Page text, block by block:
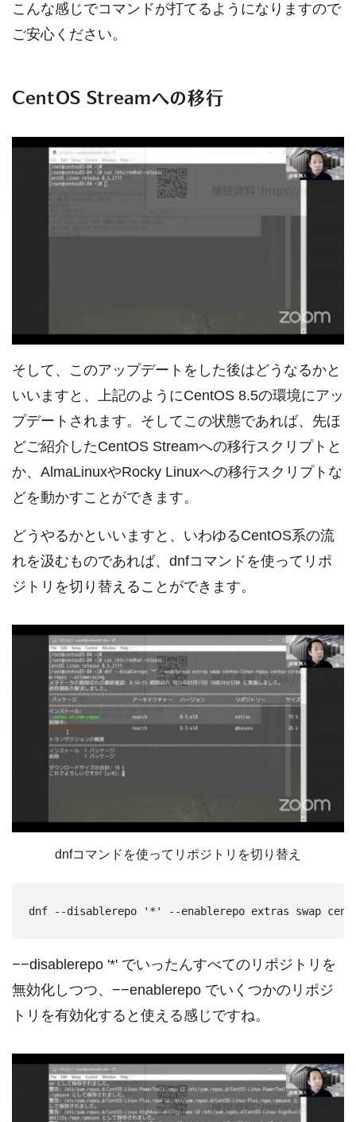
こんな感じでコマンドが打てるようになりますので
ご安心ください。
CentOS Streamへの移行
そして、このアップデートをした後はどうなるかと
いいますと、上記のようにCentOS 8.5の環境にアッ
プデートされます。そしてこの状態であれば、先ほ
どご紹介したCentOS Streamへの移行スクリプトと
か、AlmaLinuxやRocky Linuxへの移行スクリプトな
どを動かすことができます。
どうやるかといいますと、いわゆるCentOS系の流
れを汲むものであれば、dnfコマンドを使ってリポ
ジトリを切り替えることができます。
dnfコマンドを使ってリポジトリを切り替え
−−disablerepo '*' でいったんすべてのリポジトリを
無効化しつつ、−−enablerepo でいくつかのリポジ
トリを有効化すると使える感じですね。